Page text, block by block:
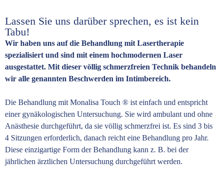
Lassen Sie uns darüber sprechen, es ist kein
Tabu!
Wir haben uns auf die Behandlung mit Lasertherapie
spezialisiert und sind mit einem hochmodernen Laser
ausgestattet. Mit dieser völlig schmerzfreien Technik behandeln
wir alle genannten Beschwerden im Intimbereich.
Die Behandlung mit Monalisa Touch ® ist einfach und entspricht
einer gynäkologischen Untersuchung. Sie wird ambulant und ohne
Anästhesie durchgeführt, da sie völlig schmerzfrei ist. Es sind 3 bis
4 Sitzungen erforderlich, danach reicht eine Behandlung pro Jahr.
Diese einzigartige Form der Behandlung kann z. B. bei der
jährlichen ärztlichen Untersuchung durchgeführt werden.